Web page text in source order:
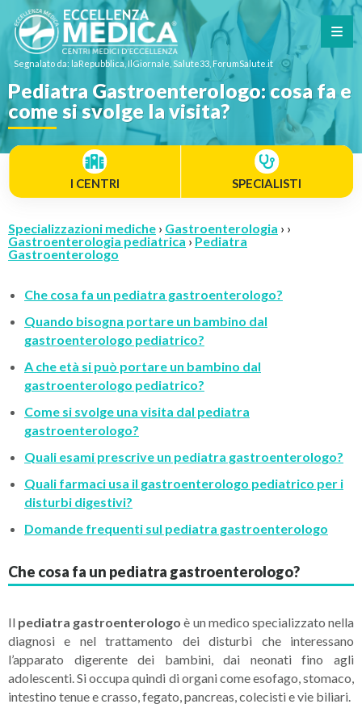
Segnalato da: laRepubblica, IlGiornale, Salute33, ForumSalute.it
Pediatra Gastroenterologo: cosa fa e
come si svolge la visita?
I CENTRI SPECIALISTI
Specializzazioni mediche › Gastroenterologia › ›
Gastroenterologia pediatrica › Pediatra
Gastroenterologo
Che cosa fa un pediatra gastroenterologo?
Quando bisogna portare un bambino dal
gastroenterologo pediatrico?
A che età si può portare un bambino dal
gastroenterologo pediatrico?
Come si svolge una visita dal pediatra
gastroenterologo?
Quali esami prescrive un pediatra gastroenterologo?
Quali farmaci usa il gastroenterologo pediatrico per i
disturbi digestivi?
Domande frequenti sul pediatra gastroenterologo
Che cosa fa un pediatra gastroenterologo?
Il pediatra gastroenterologo è un medico specializzato nella
diagnosi e nel trattamento dei disturbi che interessano
l’apparato digerente dei bambini, dai neonati fino agli
adolescenti. Si occupa quindi di organi come esofago, stomaco,
intestino tenue e crasso, fegato, pancreas, colecisti e vie biliari.